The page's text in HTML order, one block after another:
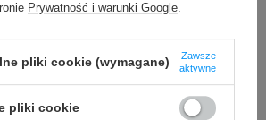
43-400 Cieszyn (Polska)
telefon: 730811399
e-mail: gspr@ptmb.pl
Bielska 210
Prywatność i warunki Google.
pliki cookie (wymagane)
Zawsze
aktywne
pliki cookie